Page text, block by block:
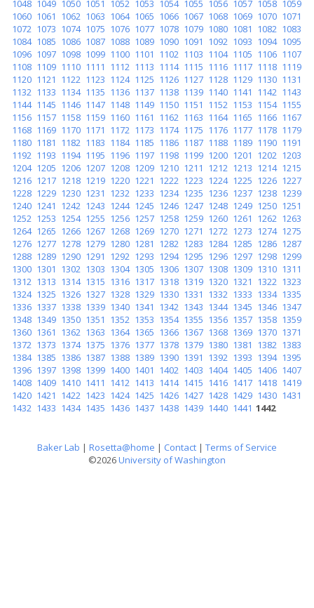
1048 1049 1050 1051 1052 1053 1054 1055 1056 1057 1058 1059
1060 1061 1062 1063 1064 1065 1066 1067 1068 1069 1070 1071
1072 1073 1074 1075 1076 1077 1078 1079 1080 1081 1082 1083
1084 1085 1086 1087 1088 1089 1090 1091 1092 1093 1094 1095
1096 1097 1098 1099 1100 1101 1102 1103 1104 1105 1106 1107
1108 1109 1110 1111 1112 1113 1114 1115 1116 1117 1118 1119
1120 1121 1122 1123 1124 1125 1126 1127 1128 1129 1130 1131
1132 1133 1134 1135 1136 1137 1138 1139 1140 1141 1142 1143
1144 1145 1146 1147 1148 1149 1150 1151 1152 1153 1154 1155
1156 1157 1158 1159 1160 1161 1162 1163 1164 1165 1166 1167
1168 1169 1170 1171 1172 1173 1174 1175 1176 1177 1178 1179
1180 1181 1182 1183 1184 1185 1186 1187 1188 1189 1190 1191
1192 1193 1194 1195 1196 1197 1198 1199 1200 1201 1202 1203
1204 1205 1206 1207 1208 1209 1210 1211 1212 1213 1214 1215
1216 1217 1218 1219 1220 1221 1222 1223 1224 1225 1226 1227
1228 1229 1230 1231 1232 1233 1234 1235 1236 1237 1238 1239
1240 1241 1242 1243 1244 1245 1246 1247 1248 1249 1250 1251
1252 1253 1254 1255 1256 1257 1258 1259 1260 1261 1262 1263
1264 1265 1266 1267 1268 1269 1270 1271 1272 1273 1274 1275
1276 1277 1278 1279 1280 1281 1282 1283 1284 1285 1286 1287
1288 1289 1290 1291 1292 1293 1294 1295 1296 1297 1298 1299
1300 1301 1302 1303 1304 1305 1306 1307 1308 1309 1310 1311
1312 1313 1314 1315 1316 1317 1318 1319 1320 1321 1322 1323
1324 1325 1326 1327 1328 1329 1330 1331 1332 1333 1334 1335
1336 1337 1338 1339 1340 1341 1342 1343 1344 1345 1346 1347
1348 1349 1350 1351 1352 1353 1354 1355 1356 1357 1358 1359
1360 1361 1362 1363 1364 1365 1366 1367 1368 1369 1370 1371
1372 1373 1374 1375 1376 1377 1378 1379 1380 1381 1382 1383
1384 1385 1386 1387 1388 1389 1390 1391 1392 1393 1394 1395
1396 1397 1398 1399 1400 1401 1402 1403 1404 1405 1406 1407
1408 1409 1410 1411 1412 1413 1414 1415 1416 1417 1418 1419
1420 1421 1422 1423 1424 1425 1426 1427 1428 1429 1430 1431
1432 1433 1434 1435 1436 1437 1438 1439 1440 1441 1442
Baker Lab | Rosetta@home | Contact | Terms of Service
©2026University of Washington